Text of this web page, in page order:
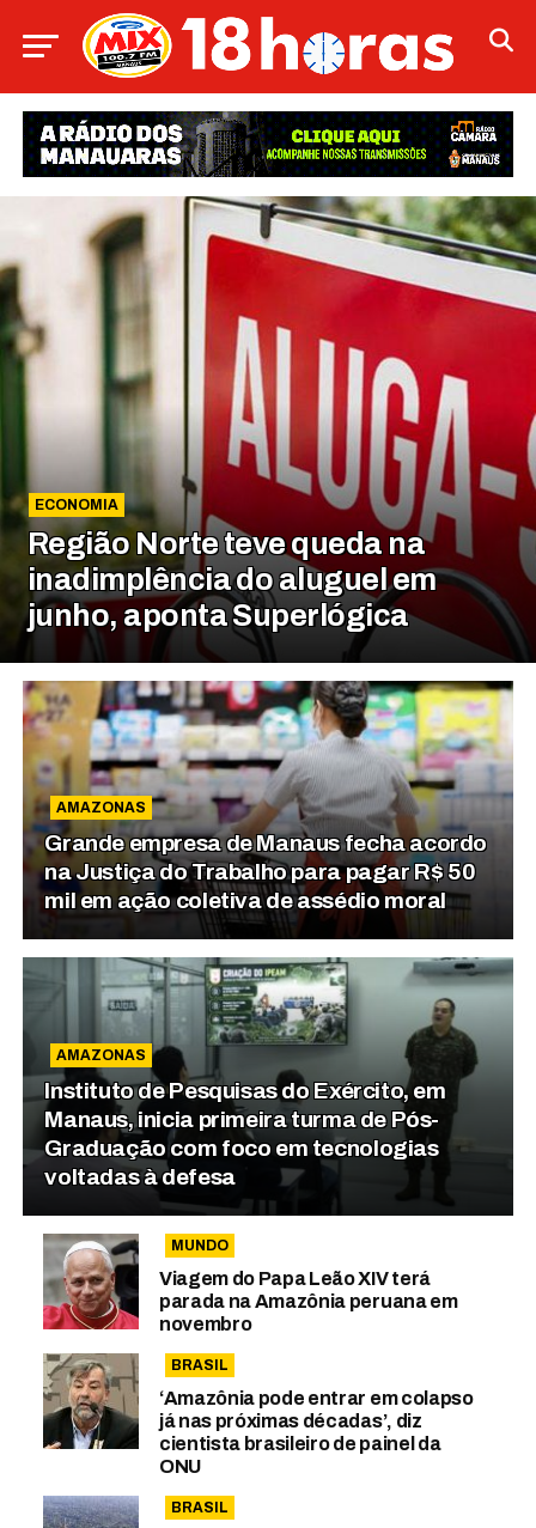
ECONOMIA
Região Norte teve queda na
inadimplência do aluguel em
junho, aponta Superlógica
AMAZONAS
Grande empresa de Manaus fecha acordo
na Justiça do Trabalho para pagar R$ 50
mil em ação coletiva de assédio moral
AMAZONAS
Instituto de Pesquisas do Exército, em
Manaus, inicia primeira turma de Pós-
Graduação com foco em tecnologias
voltadas à defesa
MUNDO
Viagem do Papa Leão XIV terá
parada na Amazônia peruana em
novembro
BRASIL
‘Amazônia pode entrar em colapso
já nas próximas décadas’, diz
cientista brasileiro de painel da
ONU
BRASIL